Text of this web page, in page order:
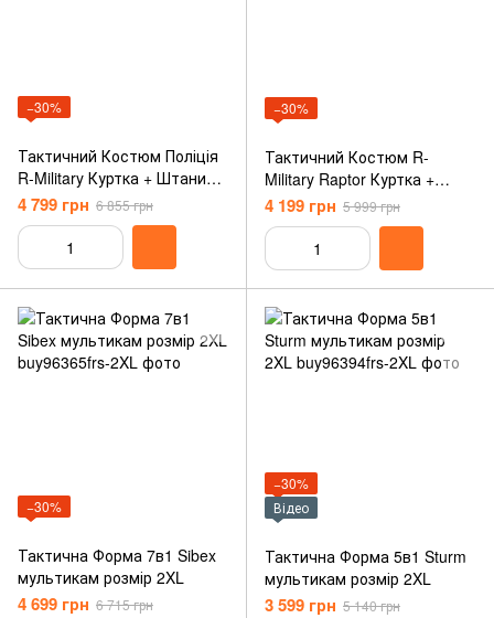
−30%
Тактичний Костюм Поліція
R-Military Куртка + Штани
чорний розмір 2XL
4 799 грн 6 855 грн
−30%
Тактичний Костюм R-
Military Raptor Куртка +
Штани чорний розмір 2XL
4 199 грн 5 999 грн
−30%
Тактична Форма 7в1 Sibex
мультикам розмір 2XL
4 699 грн 6 715 грн
−30%
Відео
Тактична Форма 5в1 Sturm
мультикам розмір 2XL
3 599 грн 5 140 грн